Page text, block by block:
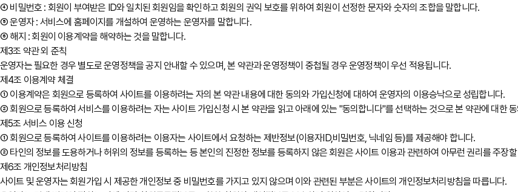
④ 비밀번호 : 회원이 부여받은 ID와 일치된 회원임을 확인하고 회원의 권익 보호를 위하여 회원이 선정한 문자와 숫자의 조합을 말합니다.
⑤ 운영자 : 서비스에 홈페이지를 개설하여 운영하는 운영자를 말합니다.
⑥ 해지 : 회원이 이용계약을 해약하는 것을 말합니다.
제3조 약관 외 준칙
운영자는 필요한 경우 별도로 운영정책을 공지 안내할 수 있으며, 본 약관과 운영정책이 중첩될 경우 운영정책이 우선 적용됩니다.
제4조 이용계약 체결
① 이용계약은 회원으로 등록하여 사이트를 이용하려는 자의 본 약관 내용에 대한 동의와 가입신청에 대하여 운영자의 이용승낙으로 성립합니다.
② 회원으로 등록하여 서비스를 이용하려는 자는 사이트 가입신청 시 본 약관을 읽고 아래에 있는 "동의합니다"를 선택하는 것으로 본 약관에 대한
제5조 서비스 이용 신청
① 회원으로 등록하여 사이트를 이용하려는 이용자는 사이트에서 요청하는 제반정보(이용자ID,비밀번호, 닉네임 등)를 제공해야 합니다.
② 타인의 정보를 도용하거나 허위의 정보를 등록하는 등 본인의 진정한 정보를 등록하지 않은 회원은 사이트 이용과 관련하여 아무런 권리를 주장
제6조 개인정보처리방침
사이트 및 운영자는 회원가입 시 제공한 개인정보 중 비밀번호를 가지고 있지 않으며 이와 관련된 부분은 사이트의 개인정보처리방침을 따릅니다.